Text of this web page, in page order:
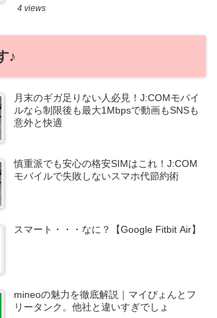
4 views
♪
月末のギガ足りない人必見！J:COMモバイ
ルなら制限後も最大1Mbpsで動画もSNSも
意外と快適
慎重派でも安心の格安SIMはこれ！J:COM
モバイルで失敗しないスマホ代節約術
スマート・・・なに？【Google Fitbit Air】
mineoの魅力を徹底解説｜マイぴょんとフ
リータンク。他社と違いすぎでしょ